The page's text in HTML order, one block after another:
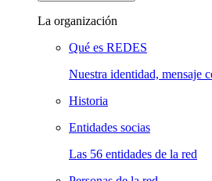
La organización
Qué es REDES
Nuestra identidad, mensaje
Historia
Entidades socias
Las 56 entidades de la red